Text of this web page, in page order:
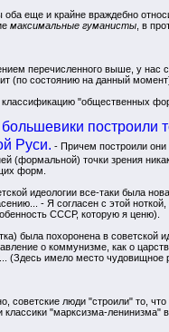
оба еще и крайне враждебно
максимальные гуманисты, в
перечисленного выше, у нас
(по состоянию на данный
"общественных
большевики построили
Руси. - Причем построили они
(формальной) точки зрения
форм.
идеологии все-таки была
- Я согласен с этой
СССР, которую я ценю).
была похоронена в советской
о коммунизме, как о
(Здесь имело место
советские люди "строили" то,
классики "марксизма-ленинизма"